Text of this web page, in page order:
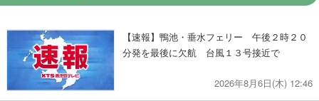
【速報】鴨池・垂水フェリー 午後２時２０
分発を最後に欠航 台風１３号接近で
2026年8月6日(木) 12:46